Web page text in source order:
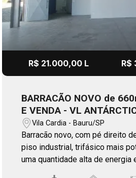
R$ 21.000,00 L R$
BARRACÃO NOVO de
E VENDA - VL
Vila Cardia - Bauru/SP
Barracão novo, com pé direito
piso industrial, trifásico mais
uma quantidade alta de energia